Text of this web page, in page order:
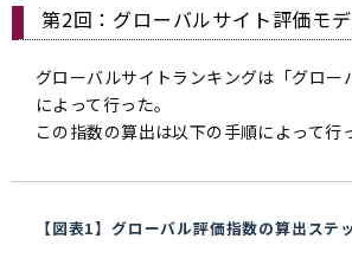
第2回：グローバルサイト評価モ
グローバルサイトランキングは「グロー
によって行った。
この指数の算出は以下の手順によって行
【図表1】グローバル評価指数の算出ステ